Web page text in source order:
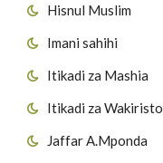
Hisnul Muslim
Imani sahihi
Itikadi za Mashia
Itikadi za Wakiristo
Jaffar A.Mponda